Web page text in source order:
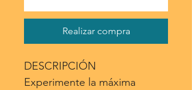
Realizar compra
DESCRIPCIÓN
Experimente la máxima